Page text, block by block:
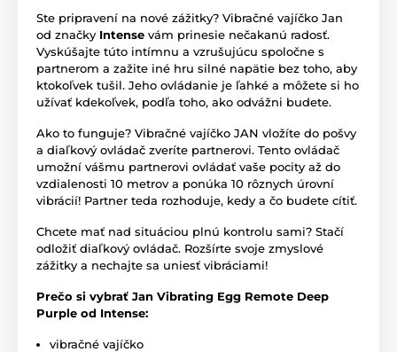
Ste pripravení na nové zážitky? Vibračné vajíčko Jan
od značky Intense vám prinesie nečakanú radosť.
Vyskúšajte túto intímnu a vzrušujúcu spoločne s
partnerom a zažite iné hru silné napätie bez toho, aby
ktokoľvek tušil. Jeho ovládanie je ľahké a môžete si ho
užívať kdekoľvek, podľa toho, ako odvážni budete.
Ako to funguje? Vibračné vajíčko JAN vložíte do pošvy
a diaľkový ovládač zveríte partnerovi. Tento ovládač
umožní vášmu partnerovi ovládať vaše pocity až do
vzdialenosti 10 metrov a ponúka 10 rôznych úrovní
vibrácií! Partner teda rozhoduje, kedy a čo budete cítiť.
Chcete mať nad situáciou plnú kontrolu sami? Stačí
odložiť diaľkový ovládač. Rozšírte svoje zmyslové
zážitky a nechajte sa uniesť vibráciami!
Prečo si vybrať Jan Vibrating Egg Remote Deep
Purple od Intense:
vibračné vajíčko